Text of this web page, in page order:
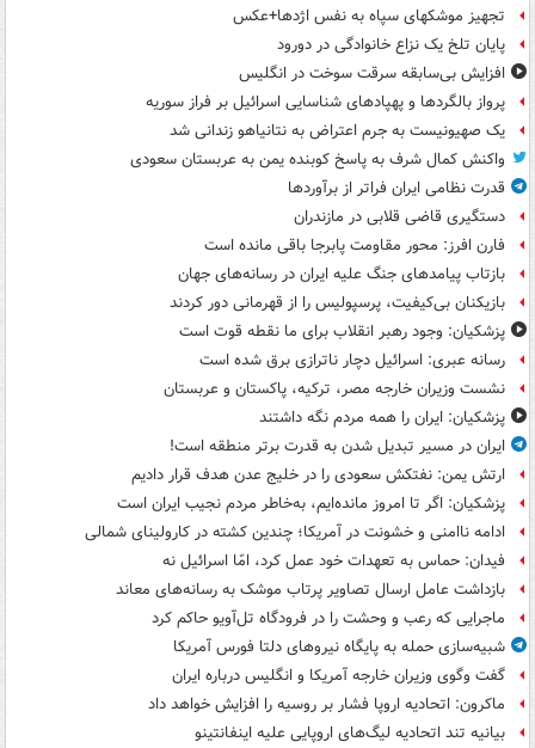
تجهیز موشکهای سپاه به نفس اژدها+عکس
پایان تلخ یک نزاع خانوادگی در دورود
افزایش بی‌سابقه سرقت سوخت در انگلیس
پرواز بالگردها و پهپادهای شناسایی اسرائیل بر فراز سوریه
یک صهیونیست به جرم اعتراض به نتانیاهو زندانی شد
واکنش کمال شرف به پاسخ کوبنده یمن به عربستان سعودی
قدرت نظامی ایران فراتر از برآوردها
دستگیری قاضی قلابی در مازندران
فارن افرز: محور مقاومت پابرجا باقی مانده است
بازتاب پیامدهای جنگ علیه ایران در رسانه‌های جهان
بازیکنان بی‌کیفیت، پرسپولیس را از قهرمانی دور کردند
پزشکیان: وجود رهبر انقلاب برای ما نقطه قوت است
رسانه عبری: اسرائیل دچار ناترازی برق شده است
نشست وزیران خارجه مصر، ترکیه، پاکستان و عربستان
پزشکیان: ایران را همه مردم نگه داشتند
ایران در مسیر تبدیل شدن به قدرت برتر منطقه است!
ارتش یمن: نفتکش سعودی را در خلیج عدن هدف قرار دادیم
پزشکیان: اگر تا امروز مانده‌ایم، به‌خاطر مردم نجیب ایران است
ادامه ناامنی و خشونت در آمریکا؛ چندین کشته در کارولینای شمالی
فیدان: حماس به تعهدات خود عمل کرد، امّا اسرائیل نه
بازداشت عامل ارسال تصاویر پرتاب موشک به رسانه‌های معاند
ماجرایی که رعب و وحشت را در فرودگاه تل‌آویو حاکم کرد
شبیه‌سازی حمله به پایگاه نیروهای دلتا فورس آمریکا
گفت وگوی وزیران خارجه آمریکا و انگلیس درباره ایران
ماکرون: اتحادیه اروپا فشار بر روسیه را افزایش خواهد داد
بیانیه تند اتحادیه لیگ‌های اروپایی علیه اینفانتینو